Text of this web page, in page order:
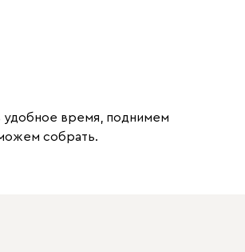
удобное время, поднимем
собрать.